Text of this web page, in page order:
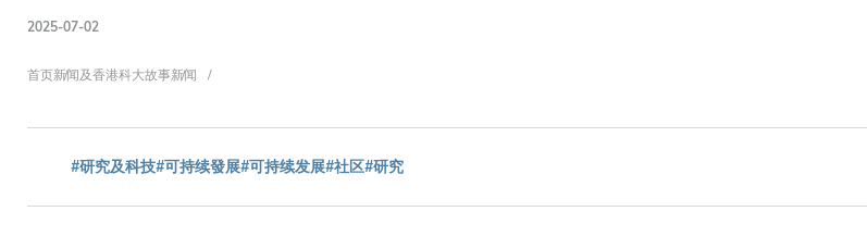
2025-07-02
面
包
首页新闻及香港科大故事新闻
#研究及科技#可持续發展#可持续发展#社区#研究